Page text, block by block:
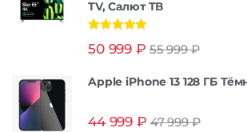
TV, Салют ТВ
из 5
50 999 ₽ 55 999₽
Apple iPhone 13 128 ГБ
44 999 ₽ 47 999₽